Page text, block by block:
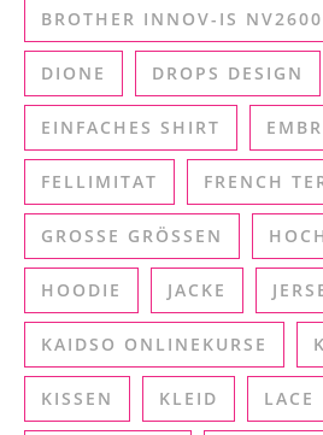
BROTHER INNOV-IS NV2600
DIONE DROPS DESIGN
EINFACHES SHIRT
FELLIMITAT FRENCH
GROSSE GRÖSSEN
HOODIE JACKE
KAIDSO ONLINEKURSE
KISSEN KLEID LACE